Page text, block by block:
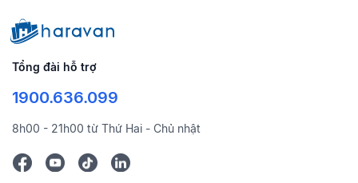
Tổng đài hỗ trợ
1900.636.099
8h00 - 21h00 từ Thứ Hai - Chủ nhật